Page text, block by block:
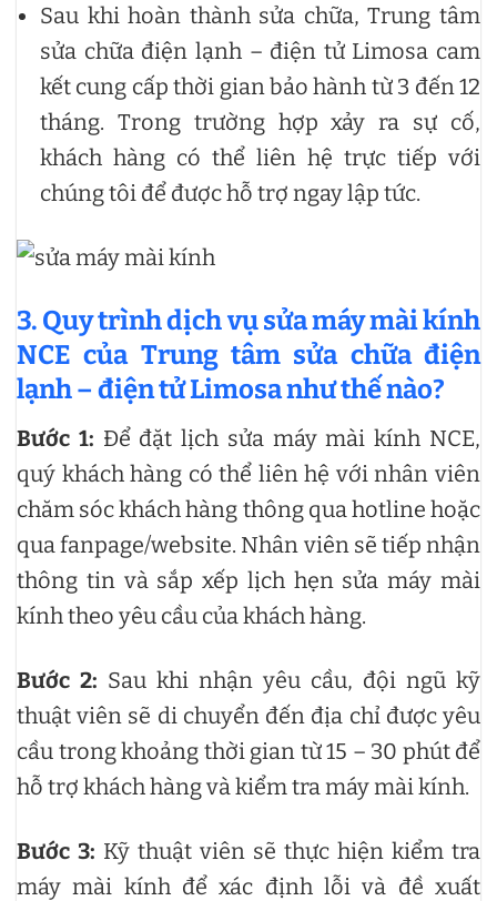
Sau khi hoàn thành sửa chữa, Trung tâm
sửa chữa điện lạnh – điện tử Limosa cam
kết cung cấp thời gian bảo hành từ 3 đến 12
tháng. Trong trường hợp xảy ra sự cố,
khách hàng có thể liên hệ trực tiếp với
chúng tôi để được hỗ trợ ngay lập tức.
3. Quy trình dịch vụ sửa máy mài kính
NCE của Trung tâm sửa chữa điện
lạnh – điện tử Limosa như thế nào?
Bước 1: Để đặt lịch sửa máy mài kính NCE,
quý khách hàng có thể liên hệ với nhân viên
chăm sóc khách hàng thông qua hotline hoặc
qua fanpage/website. Nhân viên sẽ tiếp nhận
thông tin và sắp xếp lịch hẹn sửa máy mài
kính theo yêu cầu của khách hàng.
Bước 2: Sau khi nhận yêu cầu, đội ngũ kỹ
thuật viên sẽ di chuyển đến địa chỉ được yêu
cầu trong khoảng thời gian từ 15 – 30 phút để
hỗ trợ khách hàng và kiểm tra máy mài kính.
Bước 3: Kỹ thuật viên sẽ thực hiện kiểm tra
máy mài kính để xác định lỗi và đề xuất